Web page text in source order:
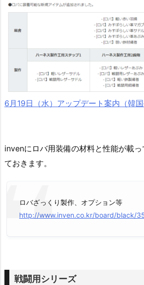
6月19日（水）アップデート案内（韓国
invenにロバ用装備の材料と性能が載
ておきます。
ロバざっくり製作、オプション等
http://www.inven.co.kr/board/black/
戦闘用シリーズ